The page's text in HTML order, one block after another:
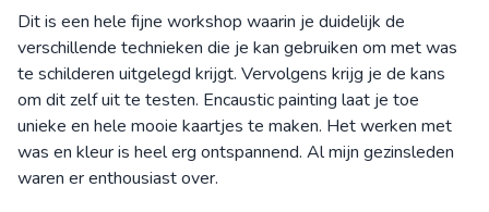
Dit is een hele fijne workshop waarin je duidelijk de
verschillende technieken die je kan gebruiken om met was
te schilderen uitgelegd krijgt. Vervolgens krijg je de kans
om dit zelf uit te testen. Encaustic painting laat je toe
unieke en hele mooie kaartjes te maken. Het werken met
was en kleur is heel erg ontspannend. Al mijn gezinsleden
waren er enthousiast over.